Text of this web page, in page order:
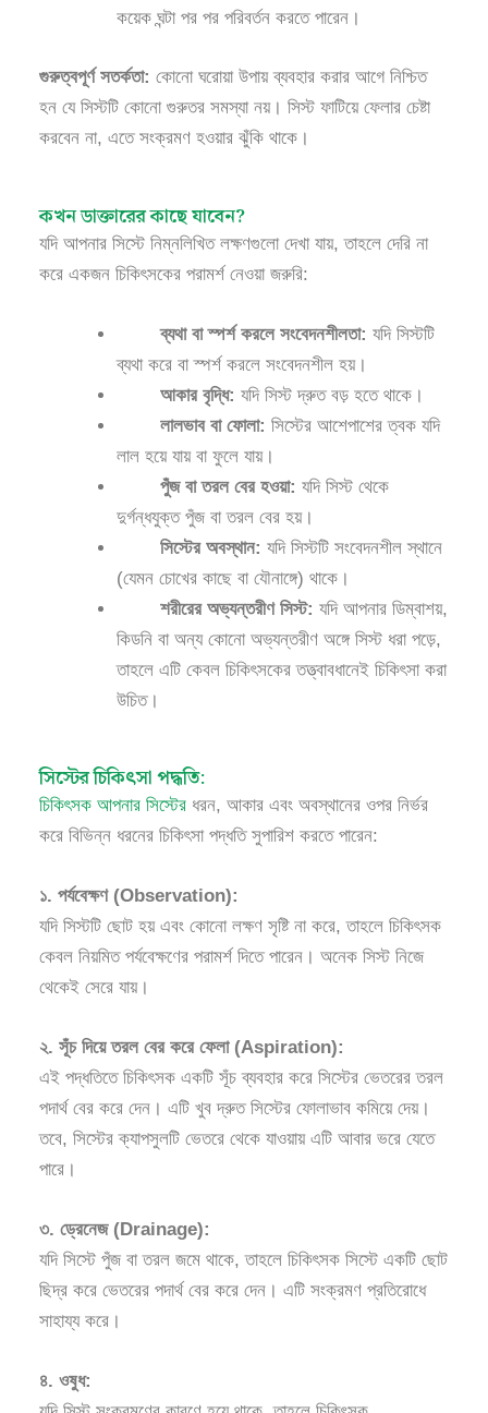
কয়েক ঘন্টা পর পর পরিবর্তন করতে পারেন।
গুরুত্বপূর্ণ সতর্কতা: কোনো ঘরোয়া উপায় ব্যবহার করার আগে নিশ্চিত
হন যে সিস্টটি কোনো গুরুতর সমস্যা নয়। সিস্ট ফাটিয়ে ফেলার চেষ্টা
করবেন না, এতে সংক্রমণ হওয়ার ঝুঁকি থাকে।
কখন ডাক্তারের কাছে যাবেন?
যদি আপনার সিস্টে নিম্নলিখিত লক্ষণগুলো দেখা যায়, তাহলে দেরি না
করে একজন চিকিৎসকের পরামর্শ নেওয়া জরুরি:
ব্যথা বা স্পর্শ করলে সংবেদনশীলতা: যদি সিস্টটি
ব্যথা করে বা স্পর্শ করলে সংবেদনশীল হয়।
আকার বৃদ্ধি: যদি সিস্ট দ্রুত বড় হতে থাকে।
লালভাব বা ফোলা: সিস্টের আশেপাশের ত্বক যদি
লাল হয়ে যায় বা ফুলে যায়।
পুঁজ বা তরল বের হওয়া: যদি সিস্ট থেকে
দুর্গন্ধযুক্ত পুঁজ বা তরল বের হয়।
সিস্টের অবস্থান: যদি সিস্টটি সংবেদনশীল স্থানে
(যেমন চোখের কাছে বা যৌনাঙ্গে) থাকে।
শরীরের অভ্যন্তরীণ সিস্ট: যদি আপনার ডিম্বাশয়,
কিডনি বা অন্য কোনো অভ্যন্তরীণ অঙ্গে সিস্ট ধরা পড়ে,
তাহলে এটি কেবল চিকিৎসকের তত্ত্বাবধানেই চিকিৎসা করা
উচিত।
সিস্টের চিকিৎসা পদ্ধতি:
চিকিৎসক আপনার সিস্টের ধরন, আকার এবং অবস্থানের ওপর নির্ভর
করে বিভিন্ন ধরনের চিকিৎসা পদ্ধতি সুপারিশ করতে পারেন:
১. পর্যবেক্ষণ (Observation):
যদি সিস্টটি ছোট হয় এবং কোনো লক্ষণ সৃষ্টি না করে, তাহলে চিকিৎসক
কেবল নিয়মিত পর্যবেক্ষণের পরামর্শ দিতে পারেন। অনেক সিস্ট নিজে
থেকেই সেরে যায়।
২. সূঁচ দিয়ে তরল বের করে ফেলা (Aspiration):
এই পদ্ধতিতে চিকিৎসক একটি সূঁচ ব্যবহার করে সিস্টের ভেতরের তরল
পদার্থ বের করে দেন। এটি খুব দ্রুত সিস্টের ফোলাভাব কমিয়ে দেয়।
তবে, সিস্টের ক্যাপসুলটি ভেতরে থেকে যাওয়ায় এটি আবার ভরে যেতে
পারে।
৩. ড্রেনেজ (Drainage):
যদি সিস্টে পুঁজ বা তরল জমে থাকে, তাহলে চিকিৎসক সিস্টে একটি ছোট
ছিদ্র করে ভেতরের পদার্থ বের করে দেন। এটি সংক্রমণ প্রতিরোধে
সাহায্য করে।
৪. ওষুধ: